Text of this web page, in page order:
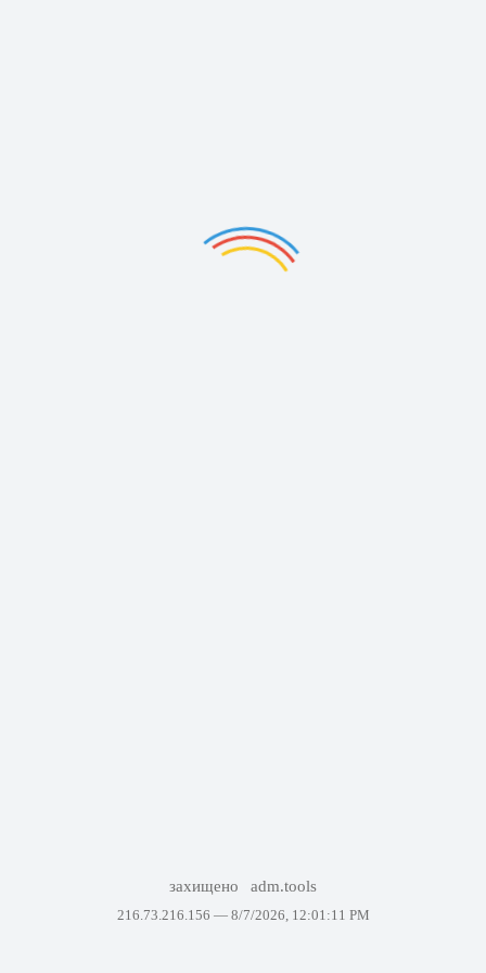
захищено adm.tools
216.73.216.156 — 8/7/2026, 12:01:11 PM